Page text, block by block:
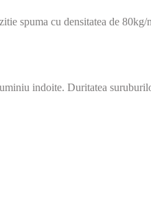
spuma cu densitatea de
indoite. Duritatea